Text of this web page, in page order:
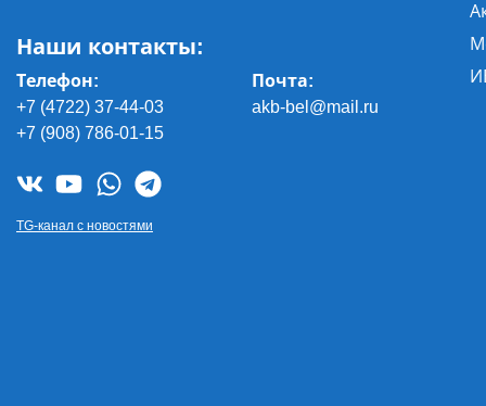
Наши контакты:
Телефон:
+7 (4722) 37-44-03
+7 (908) 786-01-15
Почта:
akb-bel@mail.ru
TG-канал с новостями